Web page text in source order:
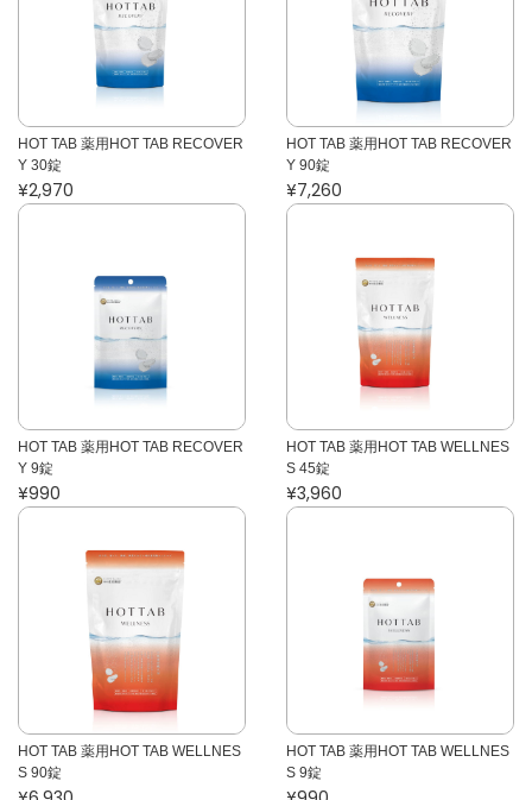
HOT TAB 薬用HOT TAB RECOVER
Y 30錠
¥2,970
HOT TAB 薬用HOT TAB RECOVER
Y 90錠
¥7,260
HOT TAB 薬用HOT TAB RECOVER
Y 9錠
¥990
HOT TAB 薬用HOT TAB WELLNES
S 45錠
¥3,960
HOT TAB 薬用HOT TAB WELLNES
S 90錠
HOT TAB 薬用HOT TAB WELLNES
S 9錠